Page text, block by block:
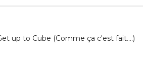
up to Cube (Comme ça c'est fait....)